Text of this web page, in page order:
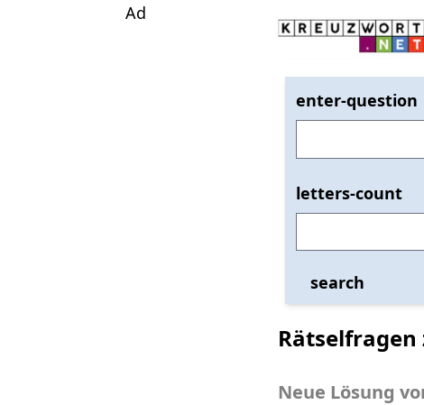
Ad
enter-question
letters-count
search
Neue Lösung